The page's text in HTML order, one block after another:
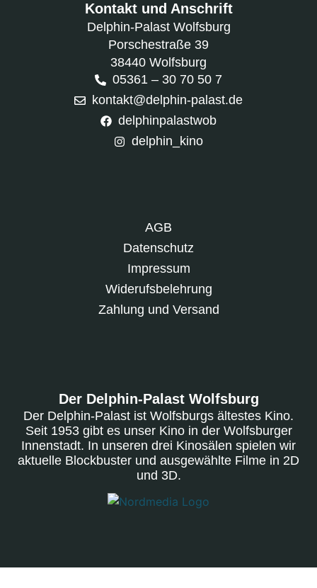
Der Delphin-Palast Wolfsburg
Der Delphin-Palast ist Wolfsburgs ältestes Kino.
Seit 1953 gibt es unser Kino in der Wolfsburger
Innenstadt. In unseren drei Kinosälen spielen wir
aktuelle Blockbuster und ausgewählte Filme in 2D
und 3D.
AGB
Datenschutz
Impressum
Widerufsbelehrung
Zahlung und Versand
Kontakt und Anschrift
Delphin-Palast Wolfsburg
Porschestraße 39
38440 Wolfsburg
05361 – 30 70 50 7
kontakt@delphin-palast.de
delphinpalastwob
delphin_kino